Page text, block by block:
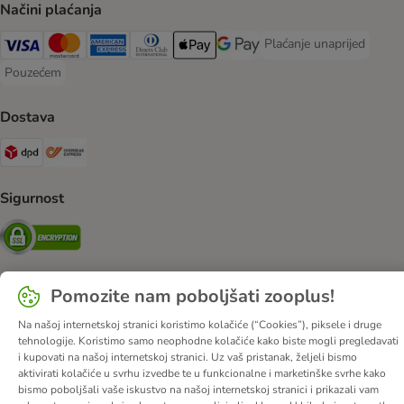
Načini plaćanja
Visa Payment Method
MasterCard Payment Method
American Express Payment Method
Diners Club Payment Method
Payment MethodGoogle pay Payment Method
Plaćanje unaprijed
Plaćanje unaprijed
Pouzećem
Pouzećem Payment Method
Dostava
DPD Shipping Method
Sigurnost
Security
O nama Karijere Web stranica tvrtke Impressum
DSA
Opći uvjeti poslovanja
Odustati od ugovora
Kontakt
Troškovi slanja i vrijeme dostave
Načini plaćanja
Propisi o uklanjanju otpada
Zaštita podataka
Pomozite nam poboljšati zooplus!
Na našoj internetskoj stranici koristimo kolačiće (“Cookies”), piksele i druge
tehnologije. Koristimo samo neophodne kolačiće kako biste mogli pregledavati
i kupovati na našoj internetskoj stranici. Uz vaš pristanak, željeli bismo
aktivirati kolačiće u svrhu izvedbe te u funkcionalne i marketinške svrhe kako
bismo poboljšali vaše iskustvo na našoj internetskoj stranici i prikazali vam